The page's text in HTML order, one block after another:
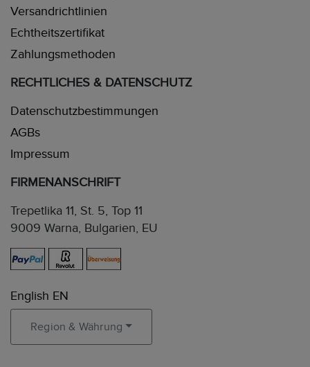
Versandrichtlinien
Echtheitszertifikat
Zahlungsmethoden
RECHTLICHES & DATENSCHUTZ
Datenschutzbestimmungen
AGBs
Impressum
FIRMENANSCHRIFT
Trepetlika 11, St. 5, Top 11
9009 Warna, Bulgarien, EU
English EN
Region & Währung